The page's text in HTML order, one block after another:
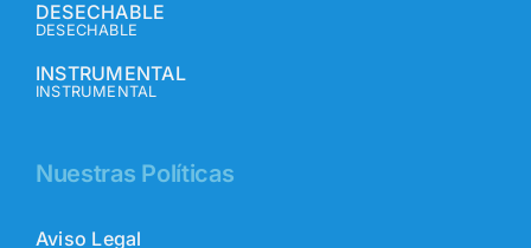
DESECHABLE
DESECHABLE
INSTRUMENTAL
INSTRUMENTAL
Nuestras Políticas
Aviso Legal